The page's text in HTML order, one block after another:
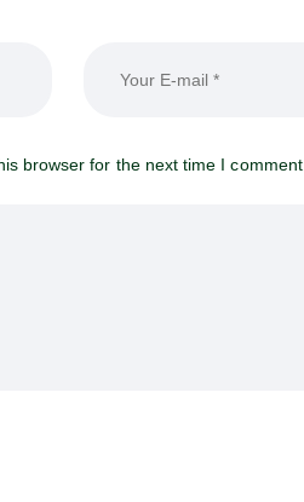
browser for the next time I comment.